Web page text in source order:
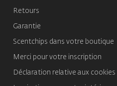
Retours
Garantie
Scentchips dans votre boutique
Merci pour votre inscription
Déclaration relative aux cookies